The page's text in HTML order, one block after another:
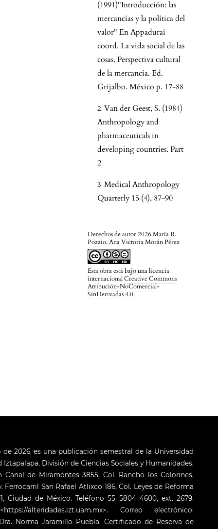
Derechos de autor 2026 María R.
Pozzio, Ana Victoria Morán Pérez
Esta obra está bajo una licencia
internacionalCreative Commons
Atribución-NoComercial-
SinDerivadas 4.0.
(1991)"Introducción: las
mercancías y la política del
valor" En Appadurai
coord. La vida social de las
cosas. Perspectiva cultural
de la mercancía. Ed.
Grijalbo. México p. 17-88
Van der Geest, S. (1984)
Anthropology and
pharmaceuticals in
developing countries. Part
2
Medical Anthropology
Quarterly 15 (4), 87-90
de 2026, es una publicación semestral de la Universidad
División de Ciencias Sociales y Humanidades,
de Miramontes 3855, Col. Rancho los Colorines,
Ferrocarril San Rafael Atlixco 186, Col. Leyes de Reforma
Ciudad de México. Teléfono 55 5804 4600, ext. 2679.
alteridades.izt.uam.mx>. Correo electrónico:
Norma Jaramillo Puebla. Certificado de Reserva de